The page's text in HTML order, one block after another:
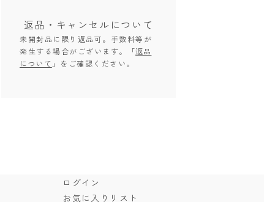
返品・キャンセル について
未開封品に限り返品可。手数料等が
発生する場合がございます。「返品
について 」をご確認ください。
ログイン
お気に入りリスト